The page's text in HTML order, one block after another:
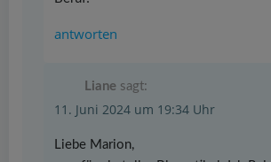
antworten
Liane sagt:
11. Juni 2024 um 19:34 Uhr
Liebe Marion,